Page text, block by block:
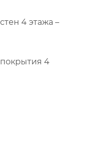
4 этажа –
4